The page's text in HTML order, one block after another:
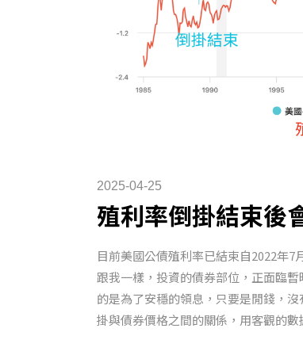
2025-04-25
殖利率倒掛結束後
目前美國公債殖利率已結束自2022年
跟我一樣，投資的債券部位，正面臨
的是為了安穩的領息，只要是閒錢，
掛與債券價格之間的關係，用客觀的數